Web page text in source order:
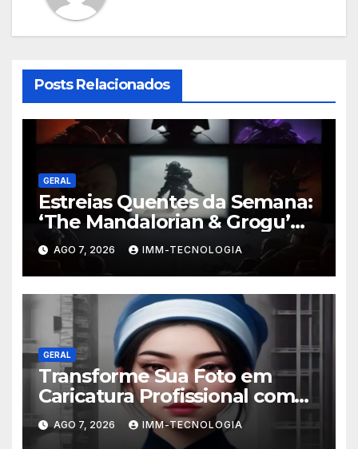
Posts Relacionados
GERAL
Estreias Quentes da Semana:
‘The Mandalorian & Grogu’
Anunciado e Outros
Lançamentos Imperdíveis!
AGO 7, 2026 IMM-TECNOLOGIA
GERAL
Transforme Sua Foto em
Caricatura Profissional com
ChatGPT: A Nova Trend
Digital Explicada
AGO 7, 2026 IMM-TECNOLOGIA